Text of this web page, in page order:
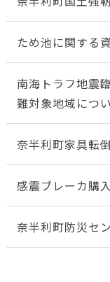
ため池に関する
南海トラフ地震
難対象地域につ
奈半利町家具転
感震ブレーカ購
奈半利町防災セ